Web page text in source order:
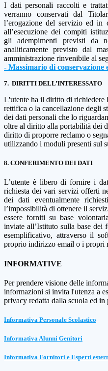
I dati personali raccolti e
verranno conservati dal
l’erogazione del servizio ed in
all’esecuzione dei compiti
gli adempimenti previsti
analiticamente previsto dal
amministrazione rinvenibile al
- Massimario di conservazione
7. DIRITTI DELL’INTERESSATO
L'utente ha il diritto di richiedere
rettifica o la cancellazione degli
dei dati personali che lo
oltre al diritto alla portabilità dei
diritto di proporre reclamo o
utilizzando i moduli presenti sul
8. CONFERIMENTO DEI DATI
L’utente è libero di fornire i
richiesta dei vari servizi offerti
dei dati eventualmente
l’impossibilità di ottenere il
essere forniti su base
inviate all’Istituto sulla base
esemplificativo, attraverso il
proprio indirizzo email o i propri
INFORMATIVE
Per prendere visione delle
informazioni si invita l'utenza a
privacy redatta dalla scuola ed in
Informativa Personale Scolastico
Informativa Alunni Genitori
Informativa Fornitori e Esperti